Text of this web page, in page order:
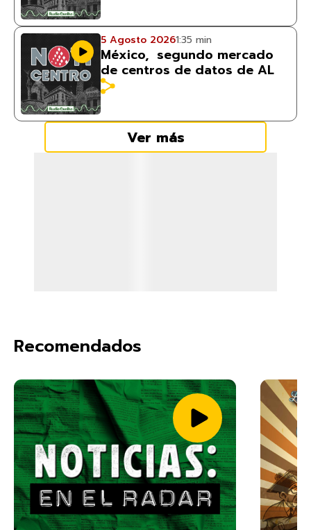
5 Agosto 20261:35 min
México, segundo mercado
de centros de datos de AL
Ver más
Recomendados